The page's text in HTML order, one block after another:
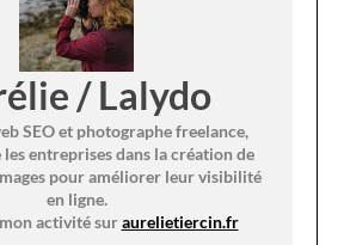
/ Lalydo
SEO et photographe freelance,
les entreprises dans la création de
pour améliorer leur visibilité
en ligne.
activité suraurelietiercin.fr